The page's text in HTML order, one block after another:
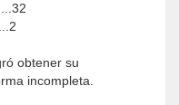
obtener su
incompleta.